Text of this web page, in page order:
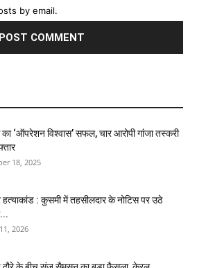
by email.
‘ऑपरेशन विश्वास’ सफल, चार आरोपी गांजा तस्करी
18, 2025
: कुसमी में तहसीलदार के नोटिस पर उठे
2026